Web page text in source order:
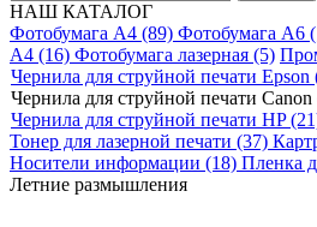
НАШ КАТАЛОГ
Фотобумага A4 (89) Фотобумага A6
A4 (16) Фотобумага лазерная (5)
Чернила для струйной печати Epson
Чернила для струйной печати Canon
Чернила для струйной печати HP
Тонер для лазерной печати (37)
Носители информации (18) Пленка
Летние размышления